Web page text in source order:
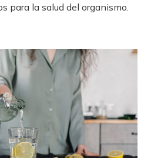
para la salud del organismo.